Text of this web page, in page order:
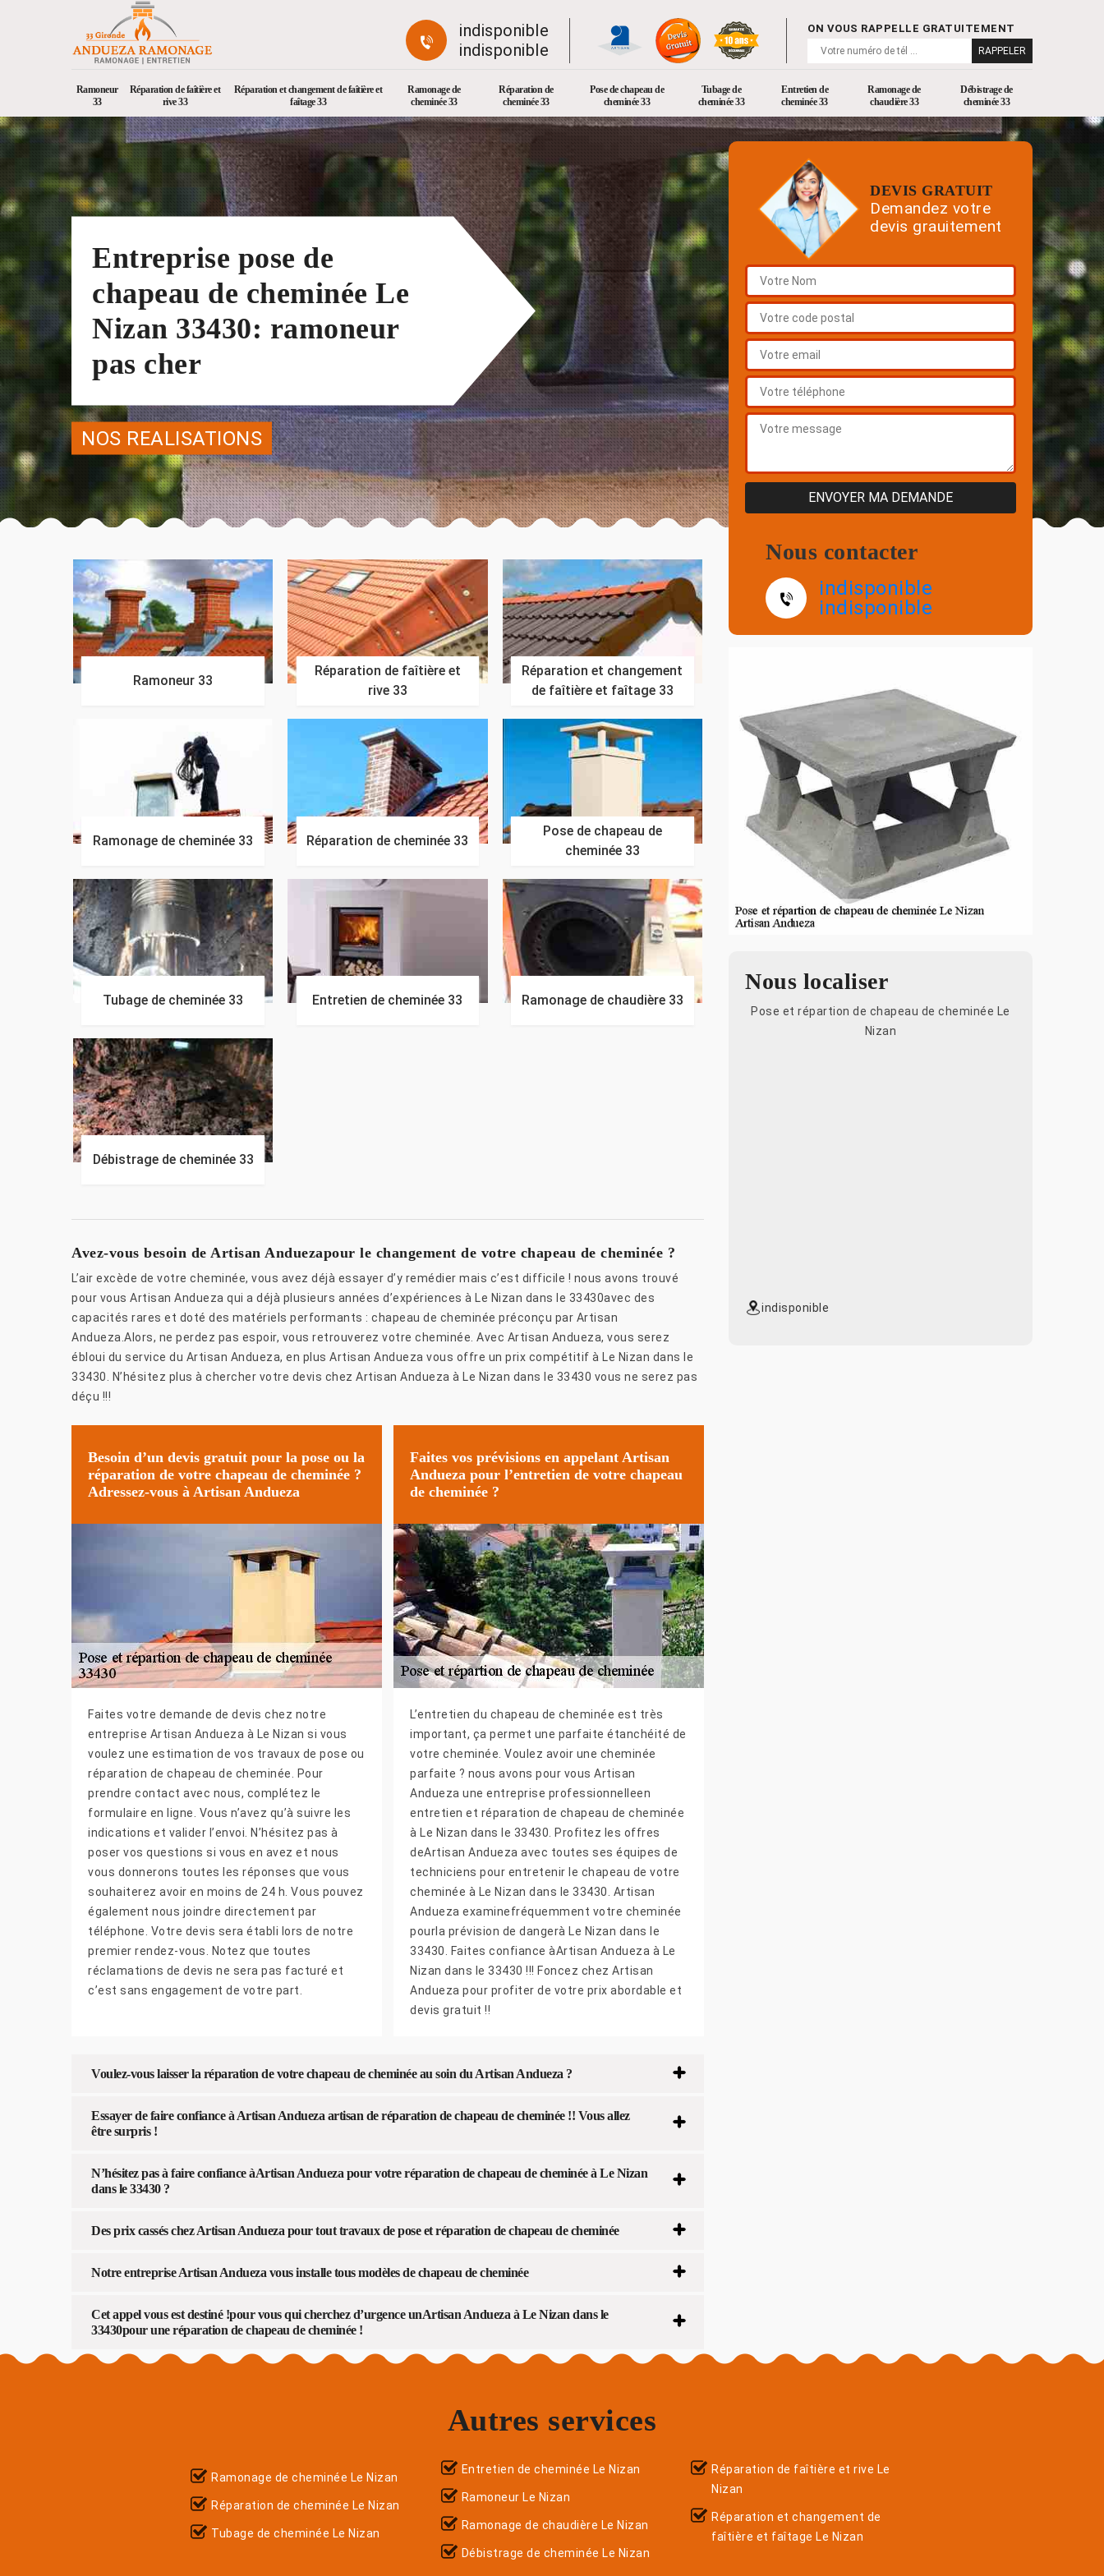
indisponible
indisponible
ON VOUS RAPPELLE GRATUITEMENT
Ramoneur
33
Réparation de faîtière et
rive 33
Réparation et changement de faîtière et
faîtage 33
Ramonage de
cheminée 33
Réparation de
cheminée 33
Pose de chapeau de
cheminée 33
Tubage de
cheminée 33
Entretien de
cheminée 33
Ramonage de
chaudière 33
Débistrage de
cheminée 33
Entreprise pose de
chapeau de cheminée Le
Nizan 33430: ramoneur
pas cher
NOS REALISATIONS
Ramoneur 33
Réparation de faîtière et
rive 33
Réparation et changement
de faîtière et faîtage 33
Ramonage de cheminée 33 Réparation de cheminée 33
Pose de chapeau de
cheminée 33
Tubage de cheminée 33 Entretien de cheminée 33 Ramonage de chaudière 33
Débistrage de cheminée 33
Avez-vous besoin de Artisan Anduezapour le changement de votre chapeau de cheminée ?
L’air excède de votre cheminée, vous avez déjà essayer d’y remédier mais c’est difficile ! nous avons trouvé
pour vous Artisan Andueza qui a déjà plusieurs années d’expériences à Le Nizan dans le 33430avec des
capacités rares et doté des matériels performants : chapeau de cheminée préconçu par Artisan
Andueza.Alors, ne perdez pas espoir, vous retrouverez votre cheminée. Avec Artisan Andueza, vous serez
ébloui du service du Artisan Andueza, en plus Artisan Andueza vous offre un prix compétitif à Le Nizan dans le
33430. N’hésitez plus à chercher votre devis chez Artisan Andueza à Le Nizan dans le 33430 vous ne serez pas
déçu !!!
Besoin d’un devis gratuit pour la pose ou la
réparation de votre chapeau de cheminée ?
Adressez-vous à Artisan Andueza
Faites votre demande de devis chez notre
entreprise Artisan Andueza à Le Nizan si vous
voulez une estimation de vos travaux de pose ou
réparation de chapeau de cheminée. Pour
prendre contact avec nous, complétez le
formulaire en ligne. Vous n’avez qu’à suivre les
indications et valider l’envoi. N’hésitez pas à
poser vos questions si vous en avez et nous
vous donnerons toutes les réponses que vous
souhaiterez avoir en moins de 24 h. Vous pouvez
également nous joindre directement par
téléphone. Votre devis sera établi lors de notre
premier rendez-vous. Notez que toutes
réclamations de devis ne sera pas facturé et
c’est sans engagement de votre part.
Faites vos prévisions en appelant Artisan
Andueza pour l’entretien de votre chapeau
de cheminée ?
L’entretien du chapeau de cheminée est très
important, ça permet une parfaite étanchéité de
votre cheminée. Voulez avoir une cheminée
parfaite ? nous avons pour vous Artisan
Andueza une entreprise professionnelleen
entretien et réparation de chapeau de cheminée
à Le Nizan dans le 33430. Profitez les offres
deArtisan Andueza avec toutes ses équipes de
techniciens pour entretenir le chapeau de votre
cheminée à Le Nizan dans le 33430. Artisan
Andueza examinefréquemment votre cheminée
pourla prévision de dangerà Le Nizan dans le
33430. Faites confiance àArtisan Andueza à Le
Nizan dans le 33430 !!! Foncez chez Artisan
Andueza pour profiter de votre prix abordable et
devis gratuit !!
Voulez-vous laisser la réparation de votre chapeau de cheminée au soin du Artisan Andueza ?
Essayer de faire confiance à Artisan Andueza artisan de réparation de chapeau de cheminée !! Vous allez
être surpris !
N’hésitez pas à faire confiance àArtisan Andueza pour votre réparation de chapeau de cheminée à Le Nizan
dans le 33430 ?
Des prix cassés chez Artisan Andueza pour tout travaux de pose et réparation de chapeau de cheminée
Notre entreprise Artisan Andueza vous installe tous modèles de chapeau de cheminée
Cet appel vous est destiné !pour vous qui cherchez d’urgence unArtisan Andueza à Le Nizan dans le
33430pour une réparation de chapeau de cheminée !
DEVIS GRATUIT
Demandez votre
devis grauitement
Nous contacter
indisponible
indisponible
Nous localiser
Pose et répartion de chapeau de cheminée Le
Nizan
indisponible
Autres services
Ramonage de cheminée Le Nizan
Réparation de cheminée Le Nizan
Tubage de cheminée Le Nizan
Entretien de cheminée Le Nizan
Ramoneur Le Nizan
Ramonage de chaudière Le Nizan
Débistrage de cheminée Le Nizan
Réparation de faîtière et rive Le
Nizan
Réparation et changement de
faîtière et faîtage Le Nizan